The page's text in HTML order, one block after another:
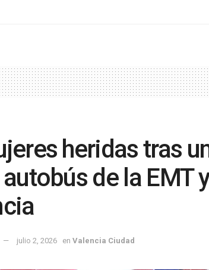
heridas tras
de la EMT
julio 2, 2026 en Valencia Ciudad